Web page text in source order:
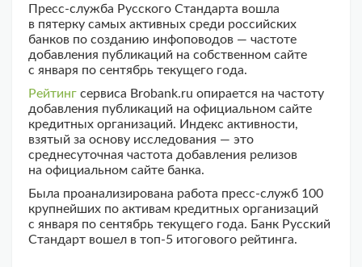
Пресс-служба Русского Стандарта вошла
в пятерку самых активных среди российских
банков по созданию инфоповодов — частоте
добавления публикаций на собственном сайте
с января по сентябрь текущего года.
Рейтинг сервиса Brobank.ru опирается на частоту
добавления публикаций на официальном сайте
кредитных организаций. Индекс активности,
взятый за основу исследования — это
среднесуточная частота добавления релизов
на официальном сайте банка.
Была проанализирована работа пресс-служб 100
крупнейших по активам кредитных организаций
с января по сентябрь текущего года. Банк Русский
Стандарт вошел в топ-5 итогового рейтинга.